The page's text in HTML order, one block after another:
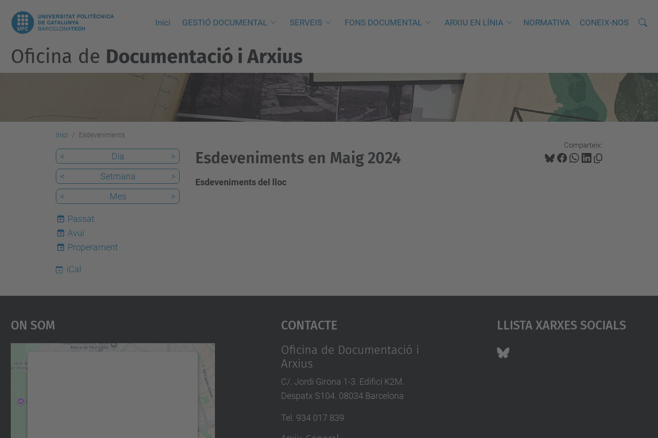
Inici GESTIÓ DOCUMENTAL SERVEIS FONS DOCUMENTAL ARXIU EN LÍNIA NORMATIVA CONEIX-NOS Cerca
C
v
a
Oficina de Documentació i Arxius
Inici Esdeveniments
Comparteix:
Esdeveniments en Maig 2024
Esdeveniments del lloc
< Dia
>
<
Setmana
>
<
Mes >
Passat
8
Avui
Properament
iCal
On Som Contacte
Oficina de Documentació i
Arxius
C/. Jordi Girona 1-3. Edifici K2M.
Despatx S104. 08034 Barcelona
Tel. 934 017 839
Llista Xarxes Socials